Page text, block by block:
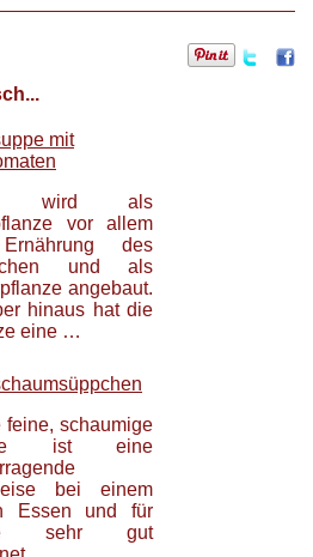
mit
wird als
vor allem
des
und als
angebaut.
hinaus hat die
eine …
feine, schaumige
ist eine
bei einem
Essen und für
sehr gut